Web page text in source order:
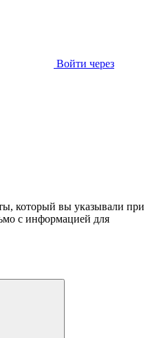
Войти через
который вы указывали при
с информацией для